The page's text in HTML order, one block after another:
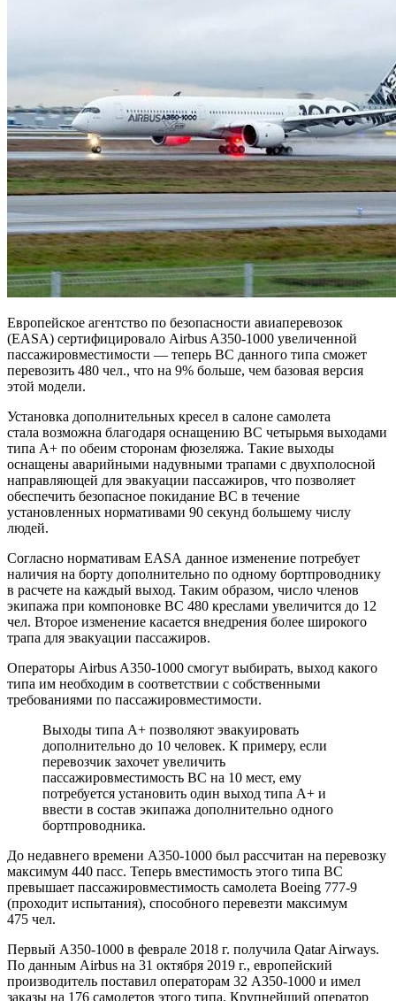
Европейское агентство по безопасности авиаперевозок
(EASA) сертифицировало Airbus A350-1000 увеличенной
пассажировместимости — теперь ВС данного типа сможет
перевозить 480 чел., что на 9% больше, чем базовая версия
этой модели.
Установка дополнительных кресел в салоне самолета
стала возможна благодаря оснащению ВС четырьмя выходами
типа A+ по обеим сторонам фюзеляжа. Такие выходы
оснащены аварийными надувными трапами с двухполосной
направляющей для эвакуации пассажиров, что позволяет
обеспечить безопасное покидание ВС в течение
установленных нормативами 90 секунд большему числу
людей.
Согласно нормативам EASA данное изменение потребует
наличия на борту дополнительно по одному бортпроводнику
в расчете на каждый выход. Таким образом, число членов
экипажа при компоновке ВС 480 креслами увеличится до 12
чел. Второе изменение касается внедрения более широкого
трапа для эвакуации пассажиров.
Операторы Airbus A350-1000 смогут выбирать, выход какого
типа им необходим в соответствии с собственными
требованиями по пассажировместимости.
Выходы типа А+ позволяют эвакуировать
дополнительно до 10 человек. К примеру, если
перевозчик захочет увеличить
пассажировместимость ВС на 10 мест, ему
потребуется установить один выход типа А+ и
ввести в состав экипажа дополнительно одного
бортпроводника.
До недавнего времени A350-1000 был рассчитан на перевозку
максимум 440 пасс. Теперь вместимость этого типа ВС
превышает пассажировместимость самолета Boeing 777-9
(проходит испытания), способного перевезти максимум
475 чел.
Первый A350-1000 в феврале 2018 г. получила Qatar Airways.
По данным Airbus на 31 октября 2019 г., европейский
производитель поставил операторам 32 A350-1000 и имел
заказы на 176 самолетов этого типа. Крупнейший оператор